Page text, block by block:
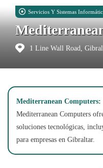
Servicios Y Sistemas
1 Line Wall Road,
Mediterranean Computers:
Mediterranean Computers
soluciones tecnológicas,
para empresas en Gibraltar.